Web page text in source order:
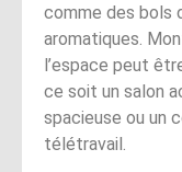
comme des bols
aromatiques.
l’espace peut
ce soit un salon
spacieuse ou un
télétravail.